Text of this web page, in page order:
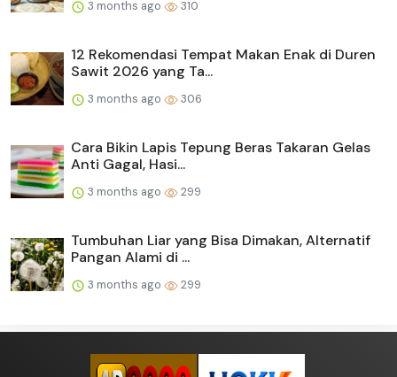
3 months ago 310
12 Rekomendasi Tempat Makan Enak di Duren
Sawit 2026 yang Ta...
3 months ago 306
Cara Bikin Lapis Tepung Beras Takaran Gelas
Anti Gagal, Hasi...
3 months ago 299
Tumbuhan Liar yang Bisa Dimakan, Alternatif
Pangan Alami di ...
3 months ago 299